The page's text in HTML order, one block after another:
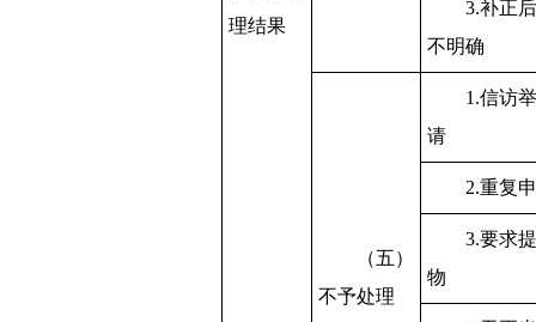
理结果
3.补正
不明确
（五）
不予处理
1.信访
请
2.重复
3.要求
物